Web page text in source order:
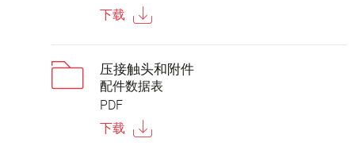
下载
压接触头和附件
配件数据表
PDF
下载